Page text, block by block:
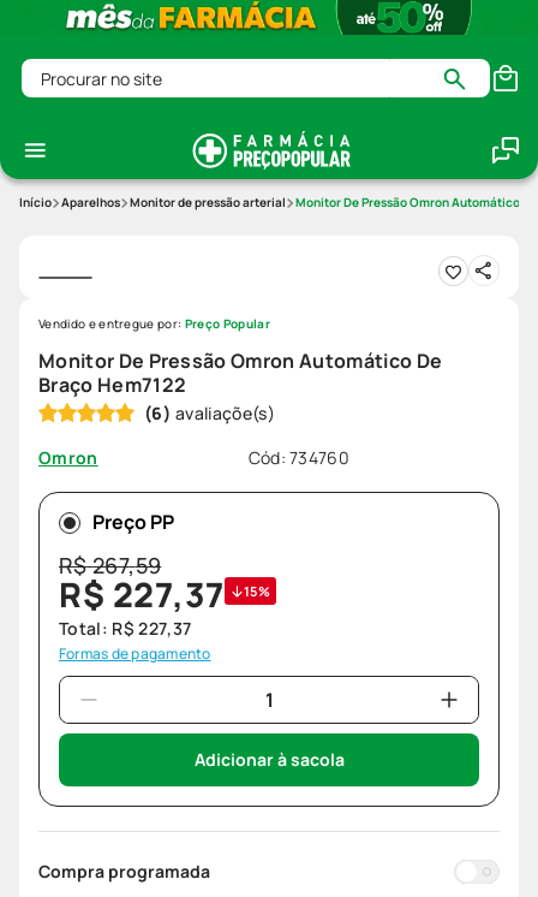
Procurar no site
Aparelhos Monitor de pressão arterial Monitor De Pressão Omron Automático
Monitor De Pressão Omron Automático De
Braço Hem7122
(6)
Omron
Cód:734760
Vendido e entregue por: Preço Popular
Preço PP
R$267,59
R$ 227,37 15%
Total: R$ 227,37
Formas de pagamento
Adicionar à sacola
Compra programada